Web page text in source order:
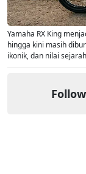
Yamaha RX King
hingga kini masih
ikonik, dan nilai